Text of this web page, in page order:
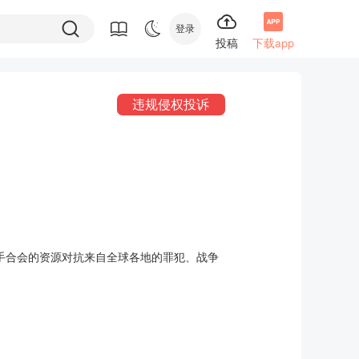
登录
投稿 下载app
违规侵权投诉
会的资源对抗来自全球各地的罪犯、战争